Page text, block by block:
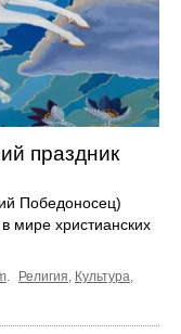
праздник
Победоносец)
мире христианских
. Религия, Культура,